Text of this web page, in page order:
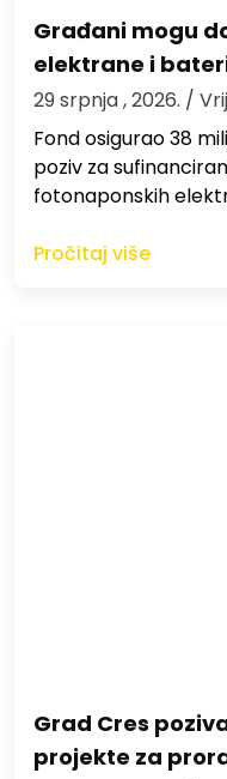
Građani mogu
elektrane i
29 srpnja , 2026. /
Fond osigurao 38
poziv za
fotonaponskih
Pročitaj više
Grad Cres
projekte za